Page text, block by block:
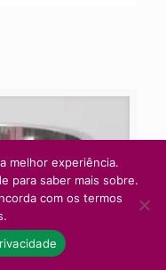
melhor experiência.
para saber mais sobre.
com os termos